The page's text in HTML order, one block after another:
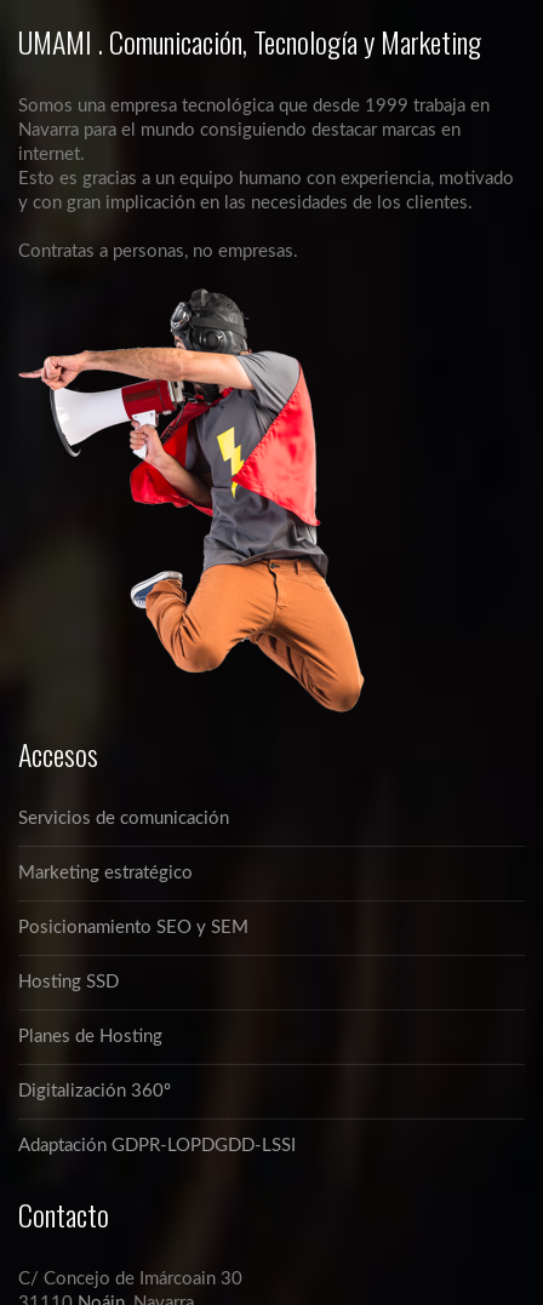
UMAMI . Comunicación, Tecnología y Marketing
Somos una empresa tecnológica que desde 1999 trabaja en
Navarra para el mundo consiguiendo destacar marcas en
internet.
Esto es gracias a un equipo humano con experiencia, motivado
y con gran implicación en las necesidades de los clientes.
Contratas a personas, no empresas.
Accesos
Servicios de comunicación
Marketing estratégico
Posicionamiento SEO y SEM
Hosting SSD
Planes de Hosting
Digitalización 360º
Adaptación GDPR-LOPDGDD-LSSI
Contacto
C/ Concejo de Imárcoain 30